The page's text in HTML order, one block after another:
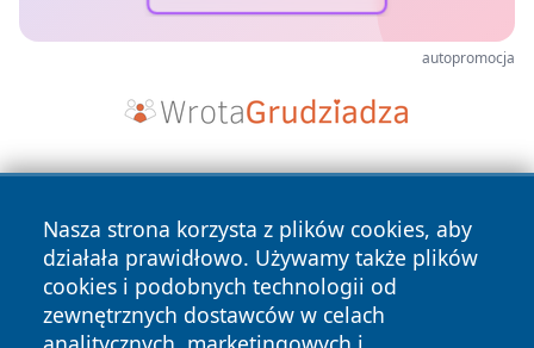
autopromocja
Nasza strona korzysta z plików cookies, aby
działała prawidłowo. Używamy także plików
cookies i podobnych technologii od
zewnętrznych dostawców w celach
Copyright © 2026 leszczynski24.pl Wszystkie prawa